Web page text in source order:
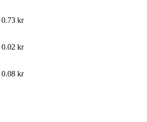
0.73 kr
0.02 kr
0.08 kr